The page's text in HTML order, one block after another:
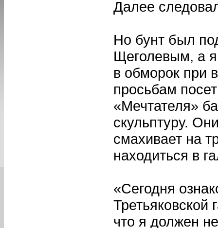
Далее
Но бунт был
Щеголевым, а
в обморок при
просьбам
«Мечтателя»
скульптуру.
смахивает на
находиться в
«Сегодня
что я должен